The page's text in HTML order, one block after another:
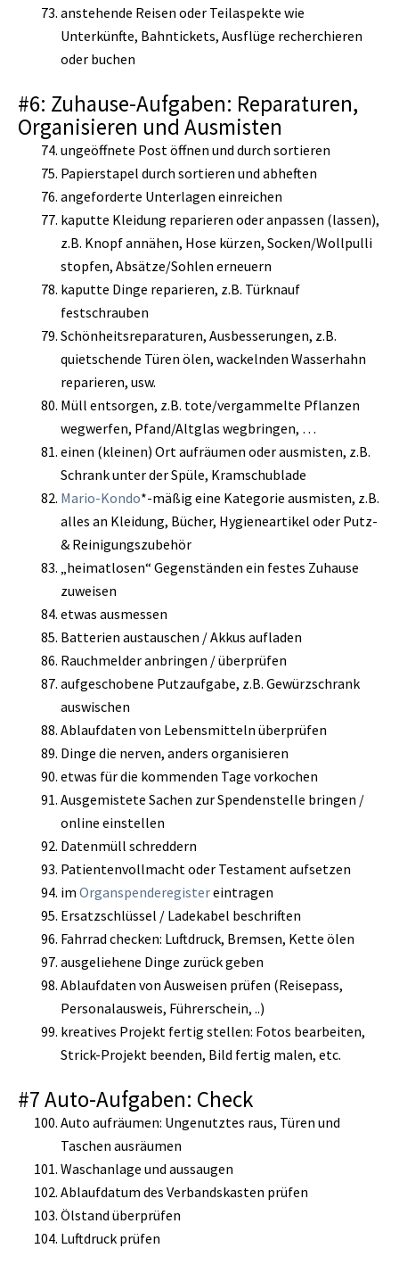
anstehende Reisen oder Teilaspekte wie
Unterkünfte, Bahntickets, Ausflüge recherchieren
oder buchen
#6: Zuhause-Aufgaben: Reparaturen,
Organisieren und Ausmisten
ungeöffnete Post öffnen und durch sortieren
Papierstapel durch sortieren und abheften
angeforderte Unterlagen einreichen
kaputte Kleidung reparieren oder anpassen (lassen),
z.B. Knopf annähen, Hose kürzen, Socken/Wollpulli
stopfen, Absätze/Sohlen erneuern
kaputte Dinge reparieren, z.B. Türknauf
festschrauben
Schönheitsreparaturen, Ausbesserungen, z.B.
quietschende Türen ölen, wackelnden Wasserhahn
reparieren, usw.
Müll entsorgen, z.B. tote/vergammelte Pflanzen
wegwerfen, Pfand/Altglas wegbringen, …
einen (kleinen) Ort aufräumen oder ausmisten, z.B.
Schrank unter der Spüle, Kramschublade
Mario-Kondo*-mäßig eine Kategorie ausmisten, z.B.
alles an Kleidung, Bücher, Hygieneartikel oder Putz-
& Reinigungszubehör
„heimatlosen“ Gegenständen ein festes Zuhause
zuweisen
etwas ausmessen
Batterien austauschen / Akkus aufladen
Rauchmelder anbringen / überprüfen
aufgeschobene Putzaufgabe, z.B. Gewürzschrank
auswischen
Ablaufdaten von Lebensmitteln überprüfen
Dinge die nerven, anders organisieren
etwas für die kommenden Tage vorkochen
Ausgemistete Sachen zur Spendenstelle bringen /
online einstellen
Datenmüll schreddern
Patientenvollmacht oder Testament aufsetzen
im Organspenderegistereintragen
Ersatzschlüssel / Ladekabel beschriften
Fahrrad checken: Luftdruck, Bremsen, Kette ölen
ausgeliehene Dinge zurück geben
Ablaufdaten von Ausweisen prüfen (Reisepass,
Personalausweis, Führerschein, ..)
kreatives Projekt fertig stellen: Fotos bearbeiten,
Strick-Projekt beenden, Bild fertig malen, etc.
#7 Auto-Aufgaben: Check
Auto aufräumen: Ungenutztes raus, Türen und
Taschen ausräumen
Waschanlage und aussaugen
Ablaufdatum des Verbandskasten prüfen
Ölstand überprüfen
Luftdruck prüfen